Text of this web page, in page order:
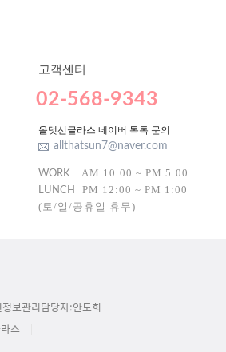
고객센터
02-568-9343
올댓선글라스 네이버 톡톡 문의
allthatsun7@naver.com
WORK AM 10:00 ~ PM 5:00
LUNCH
PM 12:00 ~ PM 1:00
(토/일/공휴일 휴무)
보관리담당자:안도희
스